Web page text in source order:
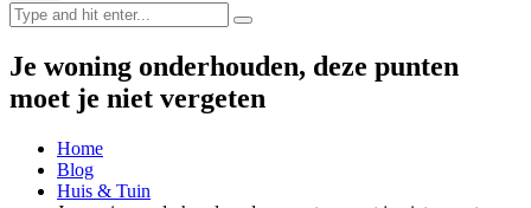
Je woning onderhouden, deze punten
moet je niet vergeten
Home
Blog
Huis & Tuin